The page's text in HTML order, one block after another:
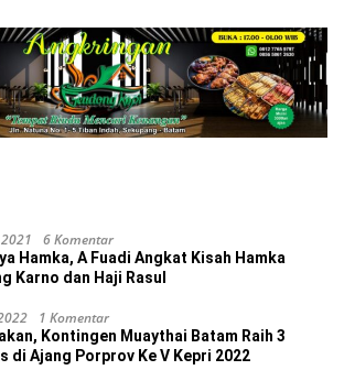
6 Komentar
Hamka, A Fuadi Angkat Kisah Hamka
Karno dan Haji Rasul
1 Komentar
Kontingen Muaythai Batam Raih 3
di Ajang Porprov Ke V Kepri 2022